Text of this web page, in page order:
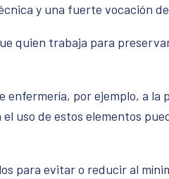
y una fuerte vocación
quien trabaja para
por ejemplo, a
uso de estos elementos
para evitar o reducir al